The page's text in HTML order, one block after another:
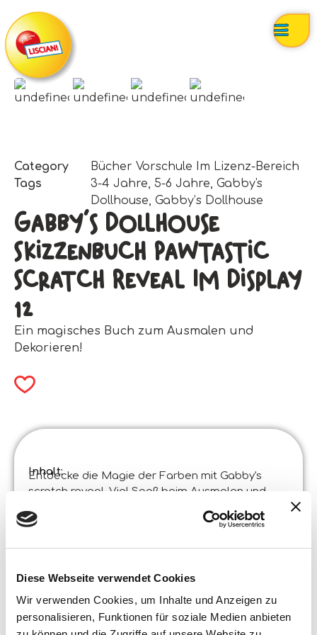
Diese Webseite verwendet Cookies
Wir verwenden Cookies, um Inhalte und Anzeigen zu
personalisieren, Funktionen für soziale Medien anbieten
Category
Bücher Vorschule Im Lizenz-Bereich
Tags
3-4 Jahre, 5-6 Jahre, Gabby's
Dollhouse, Gabby’s Dollhouse
Gabby’s Dollhouse
Skizzenbuch Pawtastic
Scratch Reveal Im Display
12
Ein magisches Buch zum Ausmalen und
Dekorieren!
Inhalt:
Entdecke die Magie der Farben mit Gabby's
scratch reveal. Viel Spaß beim Ausmalen und
Oberfläche wegkratzt und viele funkelnde und
Scratch Reveal Im Display 12
Hergestellt in Italien :
Der Artikel wurde in Italien in zertifizierten
Betrieben entwickelt und in China produziert.